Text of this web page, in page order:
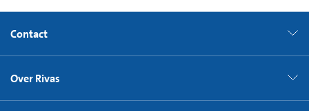
Contact
Over Rivas